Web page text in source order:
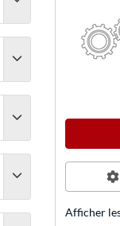
Afficher